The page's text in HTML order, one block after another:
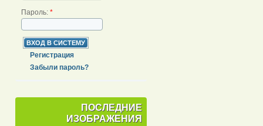
Пароль: *
Регистрация
Забыли пароль?
ПОСЛЕДНИЕ
ИЗОБРАЖЕНИЯ